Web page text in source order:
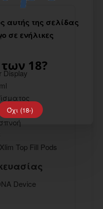
αυτής της σελίδας
σε ενήλικες
18?
Όχι (18-)
Display
(AFC)
Top Fill Pods
Device